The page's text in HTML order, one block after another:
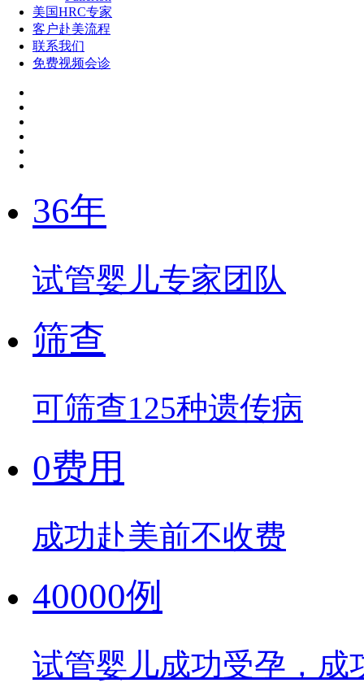
美国HRC专家
客户赴美流程
联系我们
免费视频会诊
36年
试管婴儿专家团队
筛查
可筛查125种遗传病
0费用
成功赴美前不收费
40000例
试管婴儿成功受孕，成